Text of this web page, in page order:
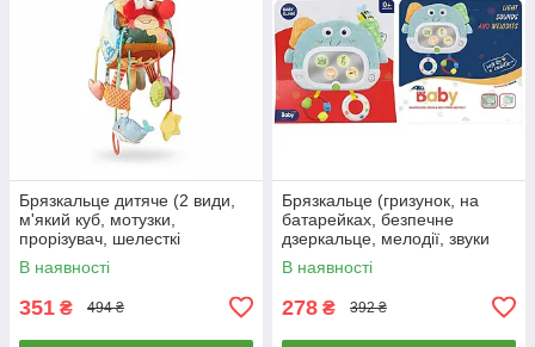
Брязкальце дитяче (2 види,
м'який куб, мотузки,
прорізувач, шелесткі
елементи, пискавка, кільце-
тримач) 20690
В наявності
351 ₴ 494 ₴
Брязкальце (гризунок, на
батарейках, безпечне
дзеркальце, мелодії, звуки
тварин, підсвічування) 1941-2
В наявності
278 ₴ 392 ₴